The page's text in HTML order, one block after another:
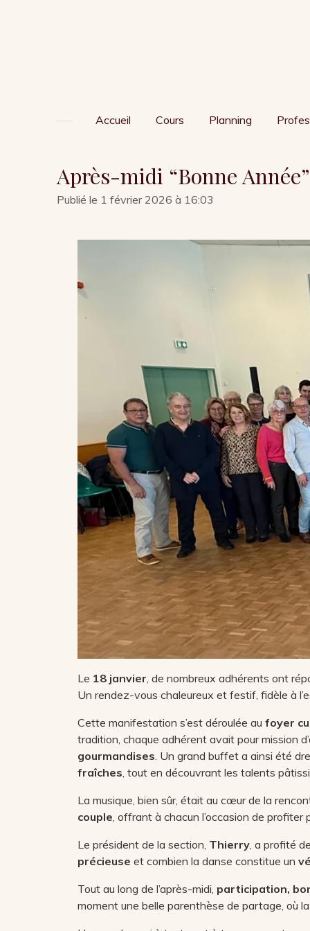
Accueil Cours Planning
Après-midi “Bonne
Publié le 1 février 2026 à 16:03
Le 18 janvier , de nombreux adhérents ont
Un rendez-vous chaleureux et festif, fidèle à
Cette manifestation s’est déroulée au foyer
tradition, chaque adhérent avait pour mission
gourmandises . Un grand buffet a ainsi été
fraîches , tout en découvrant les talents
La musique, bien sûr, était au cœur de la
couple , offrant à chacun l’occasion de
Le président de la section, Thierry , a profité
précieuse et combien la danse constitue un
Tout au long de l’après-midi, participation,
moment une belle parenthèse de partage, où